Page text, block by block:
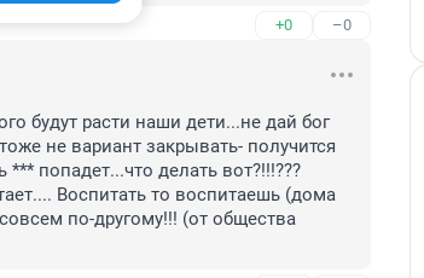
+0 –0
будут расти наши дети...не дай бог
не вариант закрывать- получится
попадет...что делать вот?!!!???
Воспитать то воспитаешь (дома
по-другому!!! (от общества